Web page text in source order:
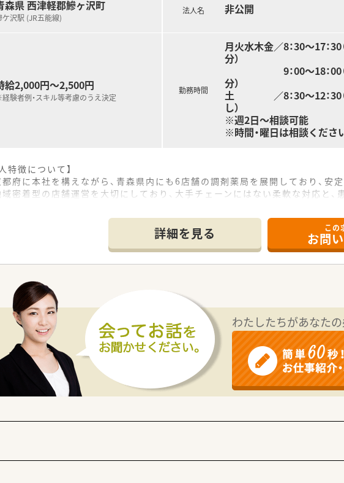
森県 西津軽郡鰺ヶ沢町
ケ沢駅 (JR五能線)
給2,000円～2,500円
験者例・スキル等考慮のうえ決定
法人名 非公開
勤務時間
月火水木金／8：30～17：30
分）
9：00～18：00（
分）
土 ／8：30～12：30
し）
※週2日～相談可能
※時間・曜日は相談くださ
特徴について】
府に本社を構えながら、青森県内にも6店舗の調剤薬局を展開しており、安
密着型の店舗運営を大切にしており、大手チェーンにはない柔軟な対応と、
五能線の鰺ケ沢駅から徒歩13分ほどの場所に位置しており、お車での通勤も
隣の総合病院から内科や外科を含む多科目の処方箋を応需しており、幅広い知
師複数名体制で業務を分担しており、事務スタッフとの連携も円滑で、一
定されるキャリアイメージ】
合科目に対応する調剤スキルを磨きながら、認定薬剤師の取得支援制度を活用
宅医療の現場で経験を積むことにより、これからの時代に求められる在宅特
育制度が充実しているため、将来的には店舗運営や後輩の育成に携わる管理
詳細を見る この
お問
わたしたちがあなた